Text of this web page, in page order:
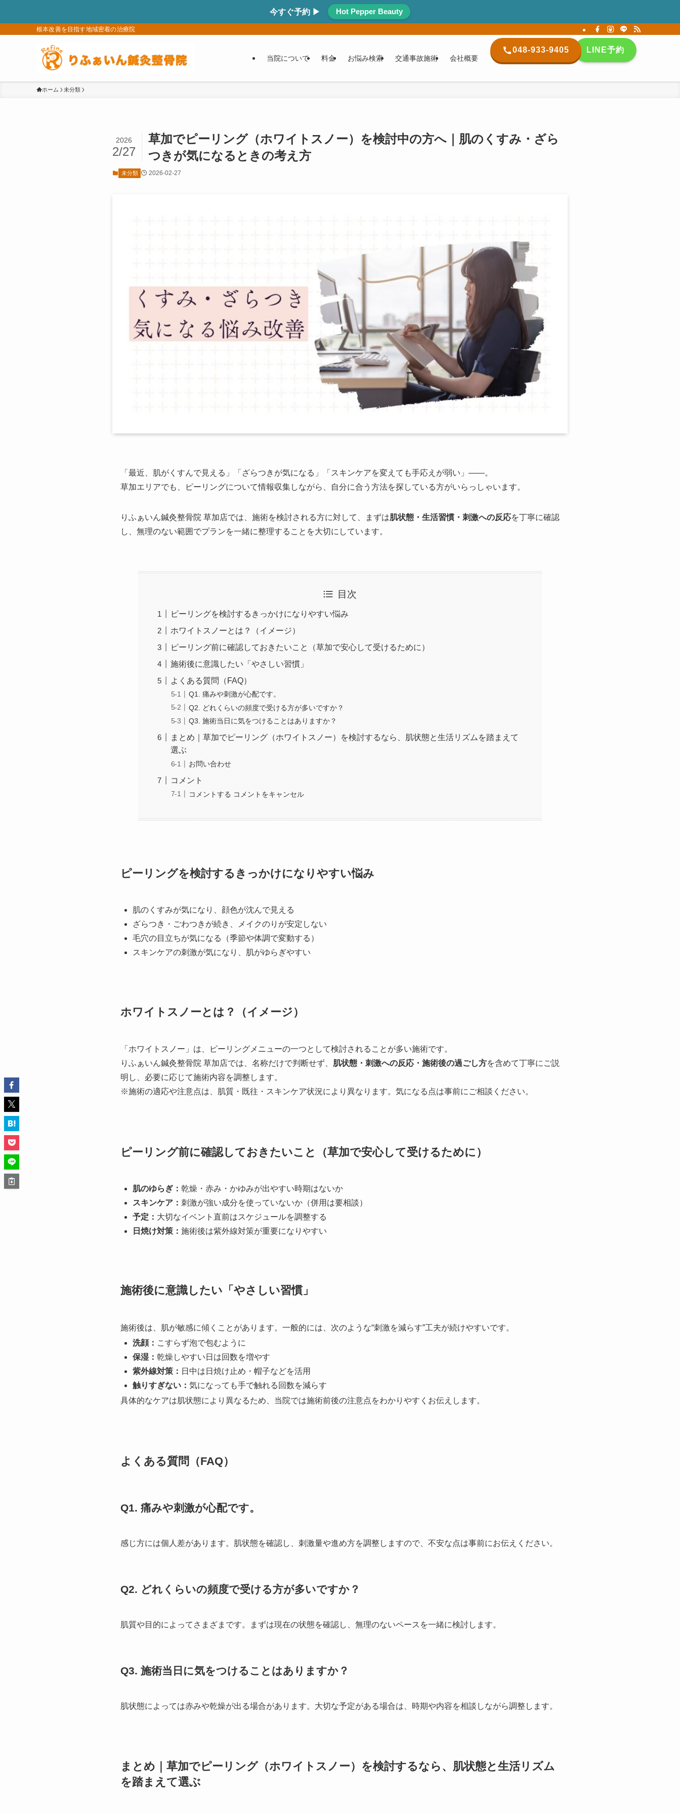
今すぐ予約 ▶ Hot Pepper Beauty
根本改善を目指す地域密着の治療院
当院について 料金 お悩み検索 交通事故施術 会社概要
048-933-9405 LINE予約
ホーム 未分類
草加でピーリング（ホワイトスノー）を検討中の方へ｜肌のくすみ・ざら
つきが気になるときの考え方
2026
2/27
未分類 2026-02-27
「最近、肌がくすんで見える」「ざらつきが気になる」「スキンケアを変えても手応えが弱い」――。
草加エリアでも、ピーリングについて情報収集しながら、自分に合う方法を探している方がいらっしゃいます。
りふぁいん鍼灸整骨院 草加店では、施術を検討される方に対して、まずは肌状態・生活習慣・刺激への反応を丁寧に確認
し、無理のない範囲でプランを一緒に整理することを大切にしています。
目次
ピーリングを検討するきっかけになりやすい悩み
ホワイトスノーとは？（イメージ）
ピーリング前に確認しておきたいこと（草加で安心して受けるために）
施術後に意識したい「やさしい習慣」
よくある質問（FAQ）
Q1. 痛みや刺激が心配です。
Q2. どれくらいの頻度で受ける方が多いですか？
Q3. 施術当日に気をつけることはありますか？
まとめ｜草加でピーリング（ホワイトスノー）を検討するなら、肌状態と生活リズムを踏まえて
選ぶ
お問い合わせ
コメント
コメントする コメントをキャンセル
ピーリングを検討するきっかけになりやすい悩み
肌のくすみが気になり、顔色が沈んで見える
ざらつき・ごわつきが続き、メイクのりが安定しない
毛穴の目立ちが気になる（季節や体調で変動する）
スキンケアの刺激が気になり、肌がゆらぎやすい
ホワイトスノーとは？（イメージ）
「ホワイトスノー」は、ピーリングメニューの一つとして検討されることが多い施術です。
りふぁいん鍼灸整骨院 草加店では、名称だけで判断せず、 肌状態・刺激への反応・施術後の過ごし方を含めて丁寧にご説
明し、必要に応じて施術内容を調整します。
※施術の適応や注意点は、肌質・既往・スキンケア状況により異なります。気になる点は事前にご相談ください。
ピーリング前に確認しておきたいこと（草加で安心して受けるために）
肌のゆらぎ： 乾燥・赤み・かゆみが出やすい時期はないか
スキンケア： 刺激が強い成分を使っていないか（併用は要相談）
予定： 大切なイベント直前はスケジュールを調整する
日焼け対策： 施術後は紫外線対策が重要になりやすい
施術後に意識したい「やさしい習慣」
施術後は、肌が敏感に傾くことがあります。一般的には、次のような“刺激を減らす”工夫が続けやすいです。
洗顔： こすらず泡で包むように
保湿： 乾燥しやすい日は回数を増やす
紫外線対策： 日中は日焼け止め・帽子などを活用
触りすぎない： 気になっても手で触れる回数を減らす
具体的なケアは肌状態により異なるため、当院では施術前後の注意点をわかりやすくお伝えします。
よくある質問（FAQ）
Q1. 痛みや刺激が心配です。
感じ方には個人差があります。肌状態を確認し、刺激量や進め方を調整しますので、不安な点は事前にお伝えください。
Q2. どれくらいの頻度で受ける方が多いですか？
肌質や目的によってさまざまです。まずは現在の状態を確認し、無理のないペースを一緒に検討します。
Q3. 施術当日に気をつけることはありますか？
肌状態によっては赤みや乾燥が出る場合があります。大切な予定がある場合は、時期や内容を相談しながら調整します。
まとめ｜草加でピーリング（ホワイトスノー）を検討するなら、肌状態と生活リズム
を踏まえて選ぶ